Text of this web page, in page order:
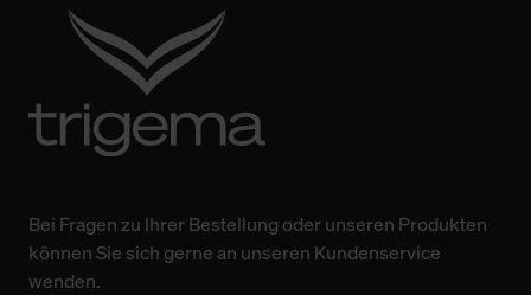
Bei Fragen zu Ihrer Bestellung oder unseren Produkten
können Sie sich gerne an unseren Kundenservice
wenden.